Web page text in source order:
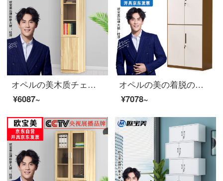
オペルの美木质チェイスト简约现代ガラス书棚自由组合チェイストオフィス书棚アーカイブキャビネットの収納棚の上と下の二つのタイプ400*320*1800
¥6087~
オペルの美の着脱のチェイストの資料の箱の事務棚の書類棚の鉄の皮の戸棚は2節の茶褐色を通します
¥7078~